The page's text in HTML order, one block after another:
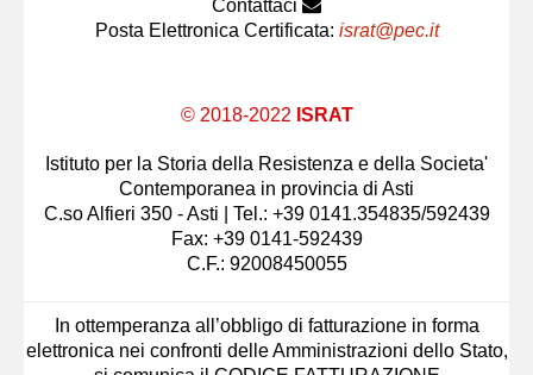
Contattaci
Posta Elettronica Certificata: israt@pec.it
© 2018-2022 ISRAT
Istituto per la Storia della Resistenza e della Societa'
Contemporanea in provincia di Asti
C.so Alfieri 350 - Asti | Tel.: +39 0141.354835/592439
Fax: +39 0141-592439
C.F.: 92008450055
In ottemperanza all’obbligo di fatturazione in forma
elettronica nei confronti delle Amministrazioni dello Stato,